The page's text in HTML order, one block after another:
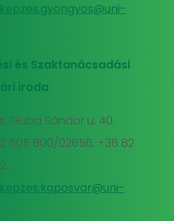
és Szaktanácsadási
iroda
Guba Sándor u. 40.
505 800/02656, +36 82